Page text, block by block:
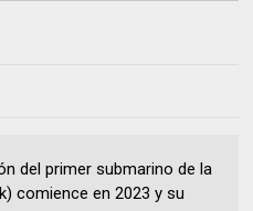
del primer submarino de la
comience en 2023 y su